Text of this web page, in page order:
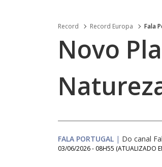
Record Record Europa Fala
Novo
FALA PORTUGAL | Do canal
03/06/2026 - 08H55 (ATUALIZADO